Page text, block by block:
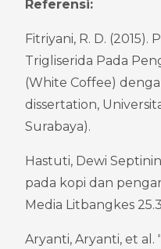
Referensi:
Fitriyani, R. D. (2015).
Trigliserida Pada
(White Coffee)
dissertation,
Surabaya).
Hastuti, Dewi
pada kopi dan
Media Litbangkes
Aryanti, Aryanti, et al.